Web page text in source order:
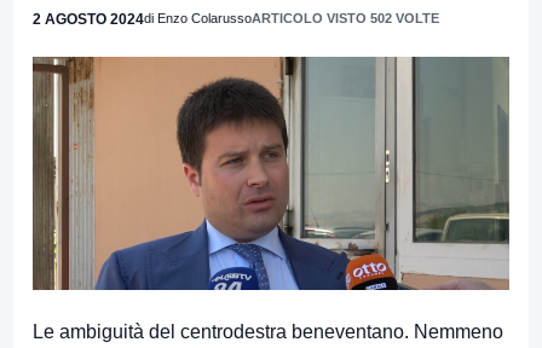
2 AGOSTO 2024di Enzo ColarussoARTICOLO VISTO 502 VOLTE
Le ambiguità del centrodestra beneventano. Nemmeno